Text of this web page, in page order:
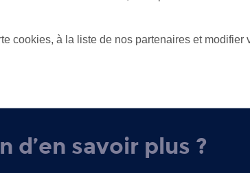
d’en savoir plus ?
cookies, à la liste de nos partenaires et modifier